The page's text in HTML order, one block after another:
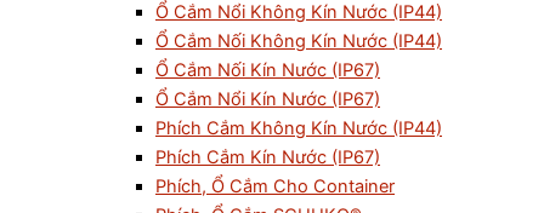
Ổ Cắm Nổi Không Kín Nước (IP44)
Ổ Cắm Nối Không Kín Nước (IP44)
Ổ Cắm Nối Kín Nước (IP67)
Ổ Cắm Nổi Kín Nước (IP67)
Phích Cắm Không Kín Nước (IP44)
Phích Cắm Kín Nước (IP67)
Phích, Ổ Cắm Cho Container